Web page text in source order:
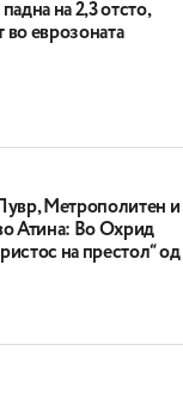
на 2,3 отсто,
во еврозоната
Метрополитен и
Атина: Во Охрид
на престол“ од